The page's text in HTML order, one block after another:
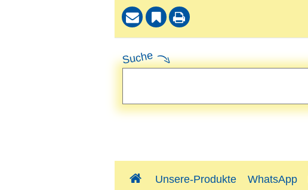
Suche
Unsere-Produkte WhatsApp